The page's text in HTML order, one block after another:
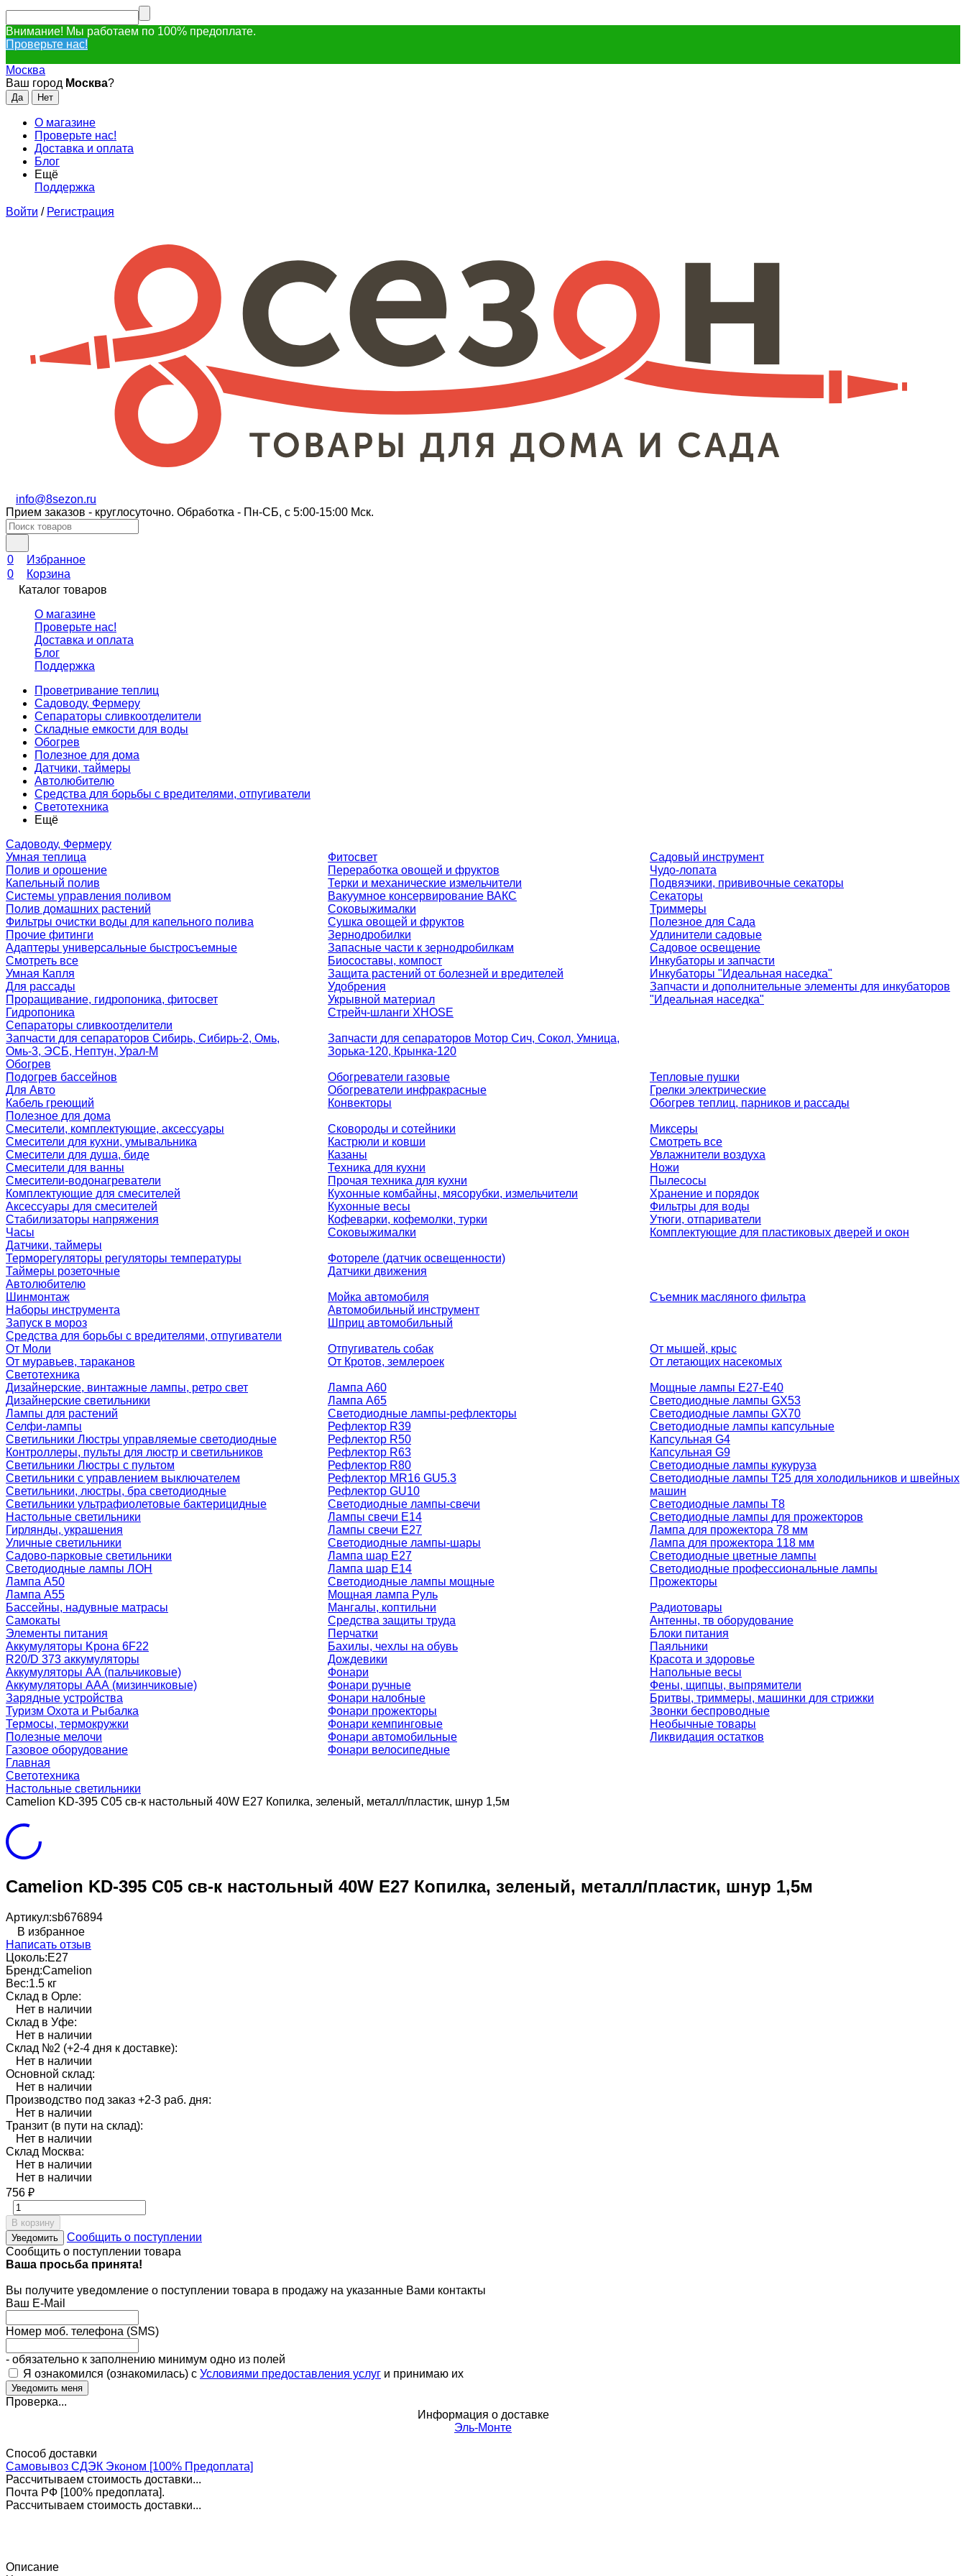
Внимание! Мы работаем по 100% предоплате.
Проверьте нас!
Москва
Ваш город Москва?
О магазине
Проверьте нас!
Доставка и оплата
Блог
Ещё
Поддержка
Войти / Регистрация
info@8sezon.ru
Прием заказов - круглосуточно. Обработка - Пн-СБ, с 5:00-15:00 Мск.
0
Избранное
0
Корзина
Каталог товаров
О магазине
Проверьте нас!
Доставка и оплата
Блог
Поддержка
Проветривание теплиц
Садоводу, Фермеру
Сепараторы сливкоотделители
Складные емкости для воды
Обогрев
Полезное для дома
Датчики, таймеры
Автолюбителю
Средства для борьбы с вредителями, отпугиватели
Светотехника
Ещё
Садоводу, Фермеру
Умная теплица
Полив и орошение
Капельный полив
Системы управления поливом
Полив домашних растений
Фильтры очистки воды для капельного полива
Прочие фитинги
Адаптеры универсальные быстросъемные
Смотреть все
Умная Капля
Для рассады
Проращивание, гидропоника, фитосвет
Гидропоника
Фитосвет
Переработка овощей и фруктов
Терки и механические измельчители
Вакуумное консервирование ВАКС
Соковыжималки
Сушка овощей и фруктов
Зернодробилки
Запасные части к зернодробилкам
Биосоставы, компост
Защита растений от болезней и вредителей
Удобрения
Укрывной материал
Стрейч-шланги XHOSE
Садовый инструмент
Чудо-лопата
Подвязчики, прививочные секаторы
Секаторы
Триммеры
Полезное для Сада
Удлинители садовые
Садовое освещение
Инкубаторы и запчасти
Инкубаторы "Идеальная наседка"
Запчасти и дополнительные элементы для инкубаторов
"Идеальная наседка"
Сепараторы сливкоотделители
Запчасти для сепараторов Сибирь, Сибирь-2, Омь,
Омь-3, ЭСБ, Нептун, Урал-М
Запчасти для сепараторов Мотор Сич, Сокол, Умница,
Зорька-120, Крынка-120
Обогрев
Подогрев бассейнов
Для Авто
Кабель греющий
Обогреватели газовые
Обогреватели инфракрасные
Конвекторы
Тепловые пушки
Грелки электрические
Обогрев теплиц, парников и рассады
Полезное для дома
Смесители, комплектующие, аксессуары
Смесители для кухни, умывальника
Смесители для душа, биде
Смесители для ванны
Смесители-водонагреватели
Комплектующие для смесителей
Аксессуары для смесителей
Стабилизаторы напряжения
Часы
Сковороды и сотейники
Кастрюли и ковши
Казаны
Техника для кухни
Прочая техника для кухни
Кухонные комбайны, мясорубки, измельчители
Кухонные весы
Кофеварки, кофемолки, турки
Соковыжималки
Миксеры
Смотреть все
Увлажнители воздуха
Ножи
Пылесосы
Хранение и порядок
Фильтры для воды
Утюги, отпариватели
Комплектующие для пластиковых дверей и окон
Датчики, таймеры
Терморегуляторы регуляторы температуры
Таймеры розеточные
Фотореле (датчик освещенности)
Датчики движения
Автолюбителю
Шинмонтаж
Наборы инструмента
Запуск в мороз
Мойка автомобиля
Автомобильный инструмент
Шприц автомобильный
Съемник масляного фильтра
Средства для борьбы с вредителями, отпугиватели
От Моли
От муравьев, тараканов
Отпугиватель собак
От Кротов, землероек
От мышей, крыс
От летающих насекомых
Светотехника
Дизайнерские, винтажные лампы, ретро свет
Дизайнерские светильники
Лампы для растений
Селфи-лампы
Светильники Люстры управляемые светодиодные
Контроллеры, пульты для люстр и светильников
Светильники Люстры с пультом
Светильники с управлением выключателем
Светильники, люстры, бра светодиодные
Светильники ультрафиолетовые бактерицидные
Настольные светильники
Гирлянды, украшения
Уличные светильники
Садово-парковые светильники
Светодиодные лампы ЛОН
Лампа A50
Лампа A55
Лампа A60
Лампа A65
Светодиодные лампы-рефлекторы
Рефлектор R39
Рефлектор R50
Рефлектор R63
Рефлектор R80
Рефлектор MR16 GU5.3
Рефлектор GU10
Светодиодные лампы-свечи
Лампы свечи Е14
Лампы свечи Е27
Светодиодные лампы-шары
Лампа шар E27
Лампа шар Е14
Светодиодные лампы мощные
Мощная лампа Руль
Мощные лампы E27-E40
Светодиодные лампы GX53
Светодиодные лампы GX70
Светодиодные лампы капсульные
Капсульная G4
Капсульная G9
Светодиодные лампы кукуруза
Светодиодные лампы T25 для холодильников и швейных
машин
Светодиодные лампы T8
Светодиодные лампы для прожекторов
Лампа для прожектора 78 мм
Лампа для прожектора 118 мм
Светодиодные цветные лампы
Светодиодные профессиональные лампы
Прожекторы
Бассейны, надувные матрасы
Самокаты
Элементы питания
Аккумуляторы Kрона 6F22
R20/D 373 аккумуляторы
Аккумуляторы AA (пальчиковые)
Аккумуляторы AAA (мизинчиковые)
Зарядные устройства
Туризм Охота и Рыбалка
Термосы, термокружки
Полезные мелочи
Газовое оборудование
Мангалы, коптильни
Средства защиты труда
Перчатки
Бахилы, чехлы на обувь
Дождевики
Фонари
Фонари ручные
Фонари налобные
Фонари прожекторы
Фонари кемпинговые
Фонари автомобильные
Фонари велосипедные
Радиотовары
Антенны, тв оборудование
Блоки питания
Паяльники
Красота и здоровье
Напольные весы
Фены, щипцы, выпрямители
Бритвы, триммеры, машинки для стрижки
Звонки беспроводные
Необычные товары
Ликвидация остатков
Главная
Светотехника
Настольные светильники
Camelion KD-395 C05 св-к настольный 40W E27 Копилка, зеленый, металл/пластик, шнур 1,5м
Camelion KD-395 C05 св-к настольный 40W E27 Копилка, зеленый, металл/пластик, шнур 1,5м
Артикул:sb676894
В избранное
Написать отзыв
Цоколь:E27
Бренд:Camelion
Вес:1.5 кг
Склад в Орле:
Нет в наличии
Склад в Уфе:
Нет в наличии
Склад №2 (+2-4 дня к доставке):
Нет в наличии
Основной склад:
Нет в наличии
Производство под заказ +2-3 раб. дня:
Нет в наличии
Транзит (в пути на склад):
Нет в наличии
Склад Москва:
Нет в наличии
Нет в наличии
756 ₽
В корзину
Уведомить
Сообщить о поступлении
Сообщить о поступлении товара
Ваша просьба принята!
Вы получите уведомление о поступлении товара в продажу на указанные Вами контакты
Ваш E-Mail
Номер моб. телефона (SMS)
- обязательно к заполнению минимум одно из полей
Я ознакомился (ознакомилась) с Условиями предоставления услуг и принимаю их
Проверка...
Информация о доставке
Эль-Монте
Способ доставки
Самовывоз СДЭК Эконом [100% Предоплата]
Рассчитываем стоимость доставки...
Почта РФ [100% предоплата].
Рассчитываем стоимость доставки...
Описание